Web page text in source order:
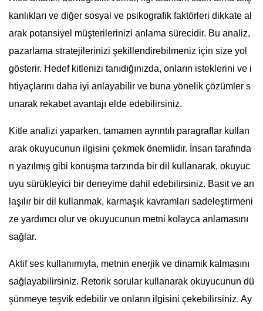
kanlıkları ve diğer sosyal ve psikografik faktörleri dikkate al
arak potansiyel müşterilerinizi anlama sürecidir. Bu analiz,
pazarlama stratejilerinizi şekillendirebilmeniz için size yol
gösterir. Hedef kitlenizi tanıdığınızda, onların isteklerini ve i
htiyaçlarını daha iyi anlayabilir ve buna yönelik çözümler s
unarak rekabet avantajı elde edebilirsiniz.
Kitle analizi yaparken, tamamen ayrıntılı paragraflar kullan
arak okuyucunun ilgisini çekmek önemlidir. İnsan tarafında
n yazılmış gibi konuşma tarzında bir dil kullanarak, okuyuc
uyu sürükleyici bir deneyime dahil edebilirsiniz. Basit ve an
laşılır bir dil kullanmak, karmaşık kavramları sadeleştirmeni
ze yardımcı olur ve okuyucunun metni kolayca anlamasını
sağlar.
Aktif ses kullanımıyla, metnin enerjik ve dinamik kalmasını
sağlayabilirsiniz. Retorik sorular kullanarak okuyucunun dü
şünmeye teşvik edebilir ve onların ilgisini çekebilirsiniz. Ay